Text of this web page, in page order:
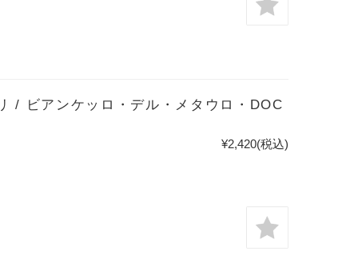
/ ビアンケッロ・デル・メタウロ・DOC
¥2,420(税込)